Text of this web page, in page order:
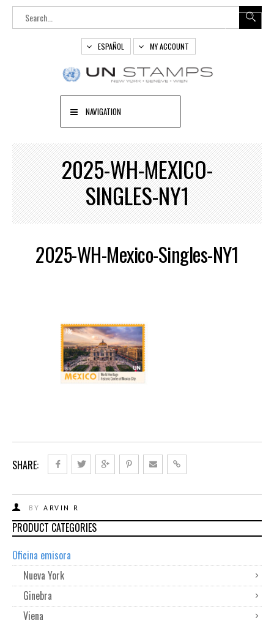
ESPAÑOL MY ACCOUNT
NAVIGATION
2025-WH-MEXICO-
SINGLES-NY1
2025-WH-Mexico-Singles-NY1
SHARE:
BY ARVIN R
PRODUCT CATEGORIES
Oficina emisora
Nueva York
Ginebra
Viena